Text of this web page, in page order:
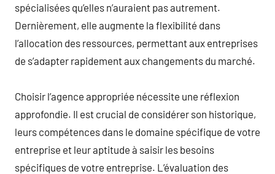
spécialisées qu’elles n’auraient pas autrement.
Dernièrement, elle augmente la flexibilité dans
l’allocation des ressources, permettant aux entreprises
de s’adapter rapidement aux changements du marché.
Choisir l’agence appropriée nécessite une réflexion
approfondie. Il est crucial de considérer son historique,
leurs compétences dans le domaine spécifique de votre
entreprise et leur aptitude à saisir les besoins
spécifiques de votre entreprise. L’évaluation des